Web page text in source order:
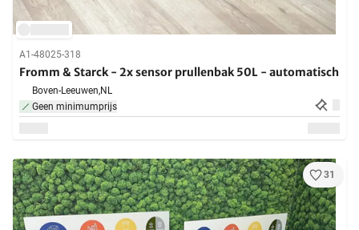
A1-48025-318
Fromm & Starck - 2x sensor prullenbak 50L - automatisch
Boven-Leeuwen,NL
Geen minimumprijs
31